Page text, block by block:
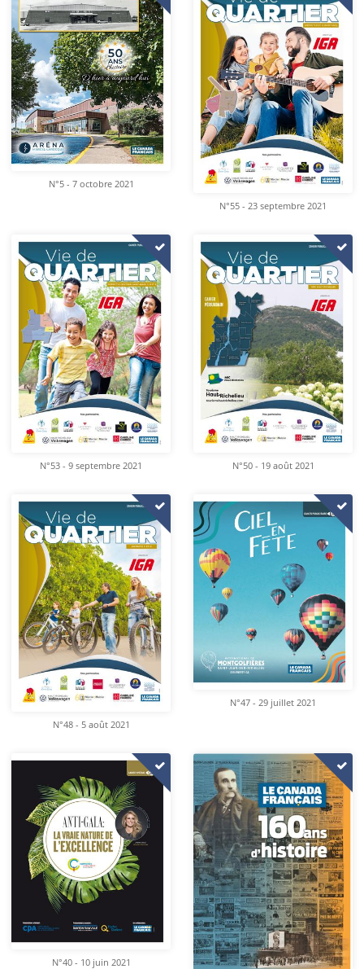
N°5 - 7 octobre 2021
N°55 - 23 septembre 2021
N°53 - 9 septembre 2021 N°50 - 19 août 2021
N°48 - 5 août 2021
N°47 - 29 juillet 2021
N°40 - 10 juin 2021